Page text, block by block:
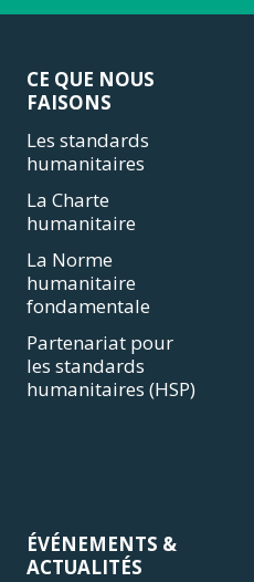
CE QUE NOUS
FAISONS
Les standards
humanitaires
La Charte
humanitaire
La Norme
humanitaire
fondamentale
Partenariat pour
les standards
humanitaires (HSP)
ÉVÉNEMENTS &
ACTUALITÉS